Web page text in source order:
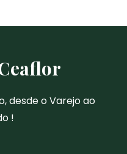
desde o Varejo ao
!